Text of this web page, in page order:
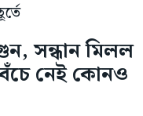
সন্ধান মিলল
নেই কোনও